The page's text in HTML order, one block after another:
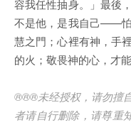
容我任性抽身。」最後
不是他，是我自己——
慧之門；心裡有神，手
的火；敬畏神的心，才能
®®®未经授权，请勿擅
者请自行删除，请尊重